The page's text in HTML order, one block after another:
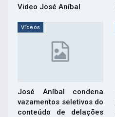
Video José Aníbal
Vídeos
José Aníbal condena
vazamentos seletivos do
conteúdo de delações